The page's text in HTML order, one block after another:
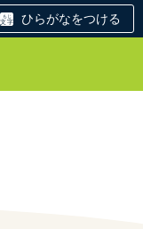
ひらがなをつける